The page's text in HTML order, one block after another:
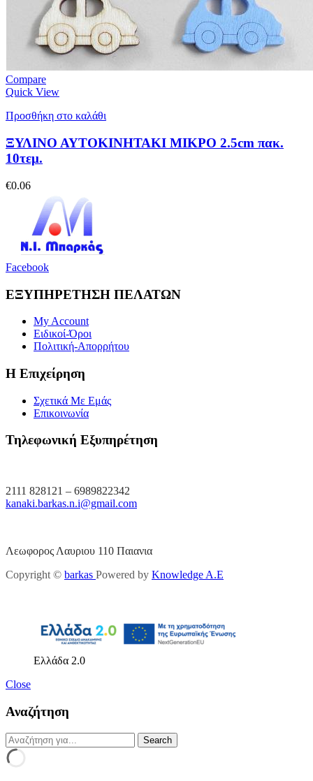
Compare
Quick View
Προσθήκη στο καλάθι
ΞΥΛΙΝΟ ΑΥΤΟΚΙΝΗΤΑΚΙ ΜΙΚΡΟ 2.5cm πακ.
10τεμ.
€0.06
Facebook
ΕΞΥΠΗΡΕΤΗΣΗ ΠΕΛΑΤΩΝ
My Account
Ειδικοί-Όροι
Πολιτική-Απορρήτου
Η Επιχείρηση
Σχετικά Με Εμάς
Επικοινωνία
Τηλεφωνική Εξυπηρέτηση
2111 828121 – 6989822342
kanaki.barkas.n.i@gmail.com
Λεωφορος Λαυριου 110 Παιανια
Copyright © barkas Powered by Knowledge A.E
Ελλάδα 2.0
Close
Αναζήτηση